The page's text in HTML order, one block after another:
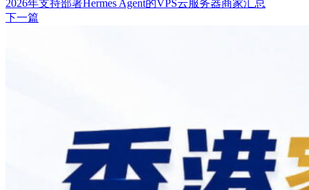
2026年支持部署Hermes Agent的VPS云服务器商家汇总
下一篇